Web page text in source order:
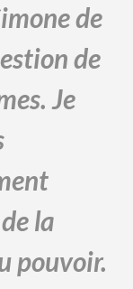
de
de
Je
la
pouvoir.